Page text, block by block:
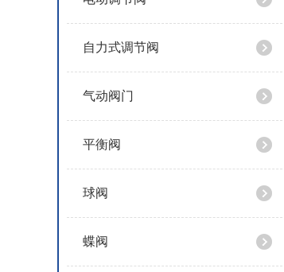
自力式调节阀
气动阀门
平衡阀
球阀
蝶阀